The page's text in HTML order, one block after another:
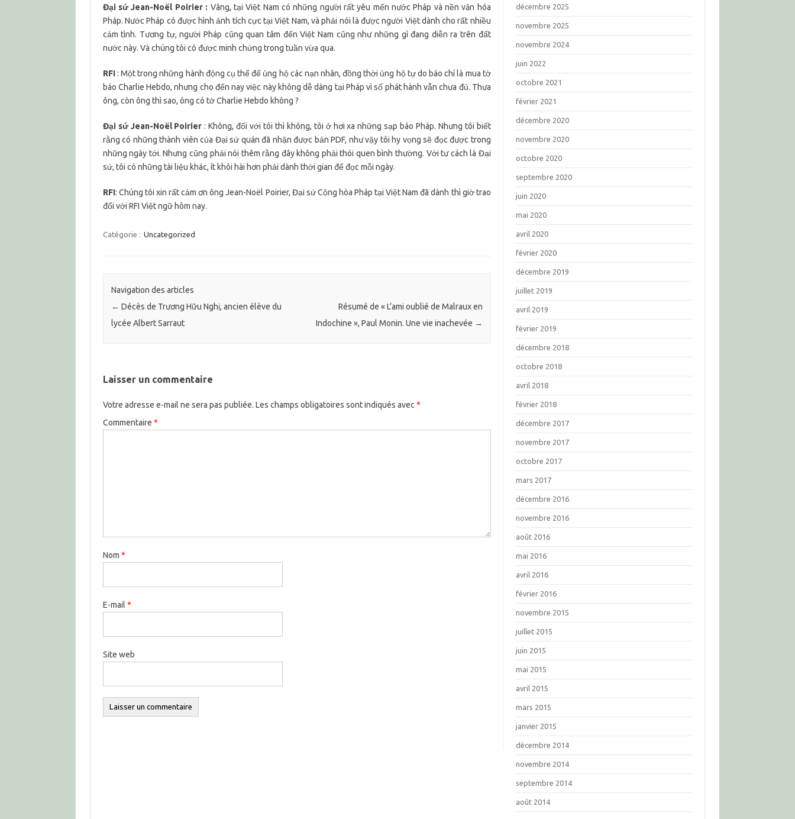
Đại sứ Jean-Noël Poirier : Vâng, tại Việt Nam có những người rất yêu mến nước Pháp và nền văn hóa
Pháp. Nước Pháp có được hình ảnh tích cực tại Việt Nam, và phải nói là được người Việt dành cho rất nhiều
cảm tình. Tương tự, người Pháp cũng quan tâm đến Việt Nam cũng như những gì đang diễn ra trên đất
nước này. Và chúng tôi có được minh chứng trong tuần vừa qua.
RFI: Một trong những hành động cụ thể để ủng hộ các nạn nhân, đồng thời ủng hộ tự do báo chí là mua tờ
báo Charlie Hebdo, nhưng cho đến nay việc này không dễ dàng tại Pháp vì số phát hành vẫn chưa đủ. Thưa
ông, còn ông thì sao, ông có tờ Charlie Hebdo không ?
Đại sứ Jean-Noël Poirier : Không, đối với tôi thì không, tôi ở hơi xa những sạp báo Pháp. Nhưng tôi biết
rằng có những thành viên của Đại sứ quán đã nhận được bản PDF, như vậy tôi hy vọng sẽ đọc được trong
những ngày tới. Nhưng cũng phải nói thêm rằng đây không phải thói quen bình thường. Với tư cách là Đại
sứ, tôi có những tài liệu khác, ít khôi hài hơn phải dành thời gian để đọc mỗi ngày.
RFI: Chúng tôi xin rất cảm ơn ông Jean-Noël Poirier, Đại sứ Cộng hòa Pháp tại Việt Nam đã dành thì giờ trao
đổi với RFI Việt ngữ hôm nay.
Catégorie : Uncategorized
Navigation des articles
← Décès de Trương Hữu Nghị, ancien élève du
lycée Albert Sarraut
Résumé de « L’ami oublié de Malraux en
Indochine », Paul Monin. Une vie inachevée →
Laisser un commentaire
Votre adresse e-mail ne sera pas publiée. Les champs obligatoires sont indiqués avec*
Commentaire *
Nom *
E-mail *
Site web
décembre 2025
novembre 2025
novembre 2024
juin 2022
octobre 2021
février 2021
décembre 2020
novembre 2020
octobre 2020
septembre 2020
juin 2020
mai 2020
avril 2020
février 2020
décembre 2019
juillet 2019
avril 2019
février 2019
décembre 2018
octobre 2018
avril 2018
février 2018
décembre 2017
novembre 2017
octobre 2017
mars 2017
décembre 2016
novembre 2016
août 2016
mai 2016
avril 2016
février 2016
novembre 2015
juillet 2015
juin 2015
mai 2015
avril 2015
mars 2015
janvier 2015
décembre 2014
novembre 2014
septembre 2014
août 2014